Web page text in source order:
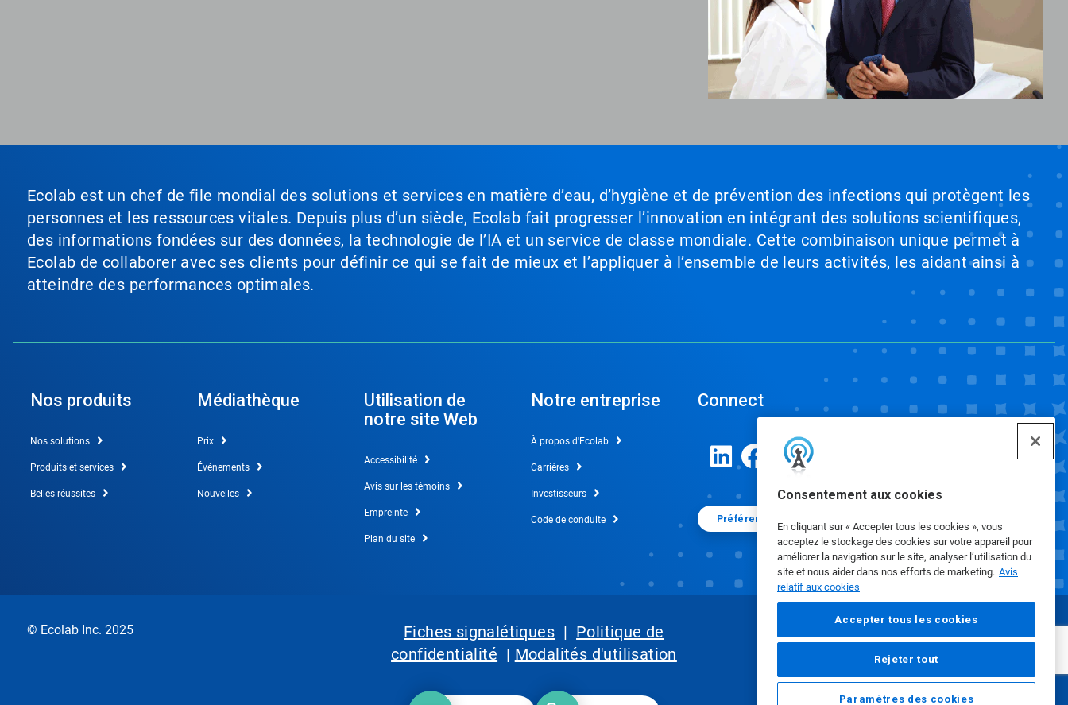
Consentement aux cookies
En cliquant sur « Accepter tous les cookies », vous
acceptez le stockage des cookies sur votre appareil pour
améliorer la navigation sur le site, analyser l’utilisation du
site et nous aider dans nos efforts de marketing. Avis
relatif aux cookies
Accepter tous les cookies
Rejeter tout
Paramètres des cookies
Ecolab est un chef de file mondial des solutions et services en matière d’eau, d’hygiène et de prévention des infections qui protègent les
personnes et les ressources vitales. Depuis plus d’un siècle, Ecolab fait progresser l’innovation en intégrant des solutions scientifiques,
des informations fondées sur des données, la technologie de l’IA et un service de classe mondiale. Cette combinaison unique permet à
Ecolab de collaborer avec ses clients pour définir ce qui se fait de mieux et l’appliquer à l’ensemble de leurs activités, les aidant ainsi à
atteindre des performances optimales.
Nos produits
Nos solutions
Produits et services
Belles réussites
Médiathèque
Prix
Événements
Nouvelles
Utilisation de
notre site Web
Accessibilité
Avis sur les témoins
Empreinte
Plan du site
Notre entreprise
À propos d'Ecolab
Carrières
Investisseurs
Code de conduite
Connect
Préférences en matière de cookies
© Ecolab Inc. 2025 Fiches signalétiques | Politique de
confidentialité | Modalités d'utilisation